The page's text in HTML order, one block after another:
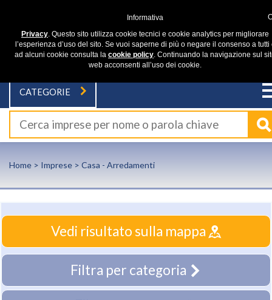
CATEGORIE
Home > Imprese > Casa - Arredamenti
Vedi risultato sulla mappa
Filtra per categoria
Informativa
Privacy. Questo sito utilizza cookie tecnici e cookie analytics per migliorare
l’esperienza d’uso del sito. Se vuoi saperne di più o negare il consenso a tutti
ad alcuni cookie consulta la cookie policy. Continuando la navigazione sul
web acconsenti all’uso dei cookie.